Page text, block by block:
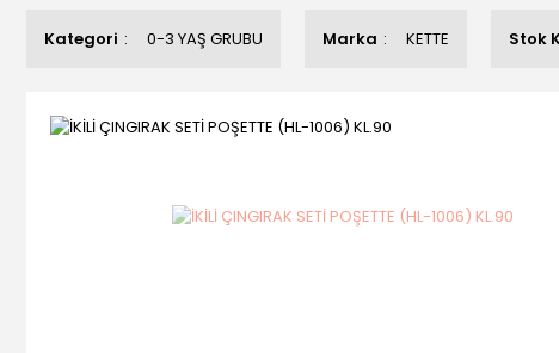
Kategori 0-3 YAŞ GRUBU Marka KETTE Stok